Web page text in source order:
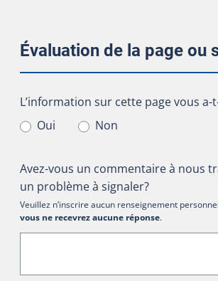
Évaluation de la page ou
L’information sur cette page vous
L’information sur cette page vous
Oui
Non
Avez-vous un commentaire à nous
un problème à signaler?
Veuillez n’inscrire aucun renseignement
vous ne recevrez aucune réponse.